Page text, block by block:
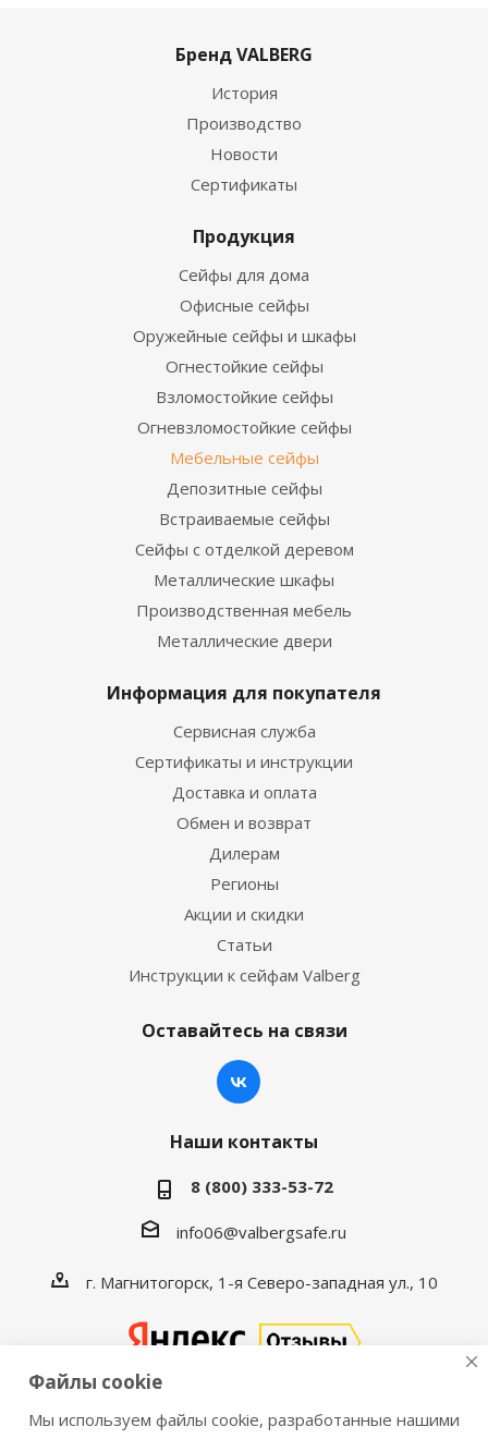
Бренд VALBERG
История
Производство
Новости
Сертификаты
Продукция
Сейфы для дома
Офисные сейфы
Оружейные сейфы и шкафы
Огнестойкие сейфы
Взломостойкие сейфы
Огневзломостойкие сейфы
Мебельные сейфы
Депозитные сейфы
Встраиваемые сейфы
Сейфы с отделкой деревом
Металлические шкафы
Производственная мебель
Металлические двери
Информация для покупателя
Сервисная служба
Сертификаты и инструкции
Доставка и оплата
Обмен и возврат
Дилерам
Регионы
Акции и скидки
Статьи
Инструкции к сейфам Valberg
Оставайтесь на связи
Наши контакты
8 (800) 333-53-72
info06@valbergsafe.ru
г. Магнитогорск, 1-я Северо-западная ул., 10
Файлы cookie
Мы используем файлы cookie, разработанные нашими